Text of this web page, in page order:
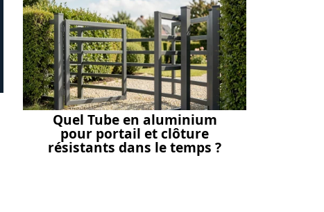
Quel Tube en aluminium
pour portail et clôture
résistants dans le temps ?